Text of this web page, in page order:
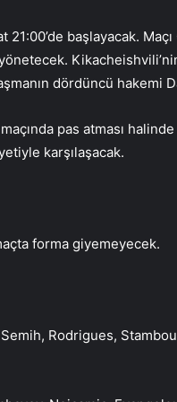
21:00’de başlayacak.
Kikacheishvili’nin
dördüncü hakemi
pas atması
karşılaşacak.
forma giyemeyecek.
Rodrigues,